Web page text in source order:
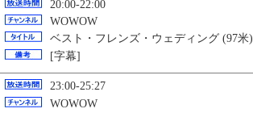
20:00-22:00
WOWOW
ベスト・フレンズ・ウェディング (97米)
[字幕]
23:00-25:27
WOWOW